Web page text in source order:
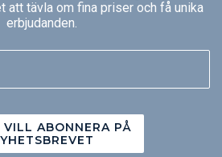
att tävla om fina priser och få unika
erbjudanden.
VILL ABONNERA PÅ